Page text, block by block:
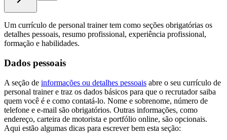
Um currículo de personal trainer tem como seções obrigatórias os
detalhes pessoais, resumo profissional, experiência profissional,
formação e habilidades.
Dados pessoais
A seção de informações ou detalhes pessoais abre o seu currículo de
personal trainer e traz os dados básicos para que o recrutador saiba
quem você é e como contatá-lo. Nome e sobrenome, número de
telefone e e-mail são obrigatórios. Outras informações, como
endereço, carteira de motorista e portfólio online, são opcionais.
Aqui estão algumas dicas para escrever bem esta seção: